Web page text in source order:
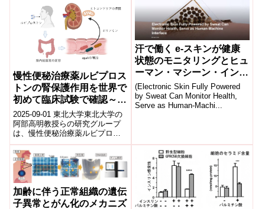
慢性便秘治療薬ルビプロス
トンの腎保護作用を世界で
初めて臨床試験で確認～腸
内細菌叢の改善でミトコン
ドリア機能が向上～
2025-09-01 東北大学東北大学の
阿部高明教授らの研究グループ
は、慢性便秘治療薬ルビプロス
トンに腎保護作用があること
を、世界で初めて臨床試験で確
認しました...
汗で働く e-スキンが健康
状態のモニタリングとヒュ
ーマン・マシーン・インタ
ーフェースの役割を担う
(Electronic Skin Fully Powered
by Sweat Can Monitor Health,
Serve as Human-Machi...
加齢に伴う正常組織の遺伝
子異常とがん化のメカニズ